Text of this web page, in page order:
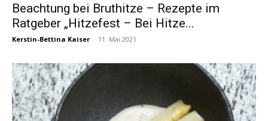
Beachtung bei Bruthitze – Rezepte im
Ratgeber „Hitzefest – Bei Hitze...
Kerstin-Bettina Kaiser - 11. Mai 2021